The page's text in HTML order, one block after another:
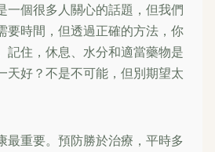
一個很多人關心的話題，但我們
要時間，但透過正確的方法，你
記住，休息、水分和適當藥物是
天好？不是不可能，但別期望太
最重要。預防勝於治療，平時多